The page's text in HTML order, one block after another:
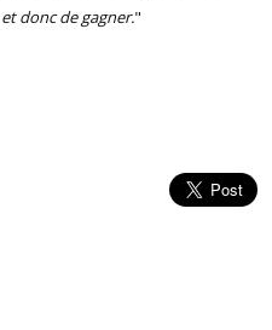
donc de gagner."